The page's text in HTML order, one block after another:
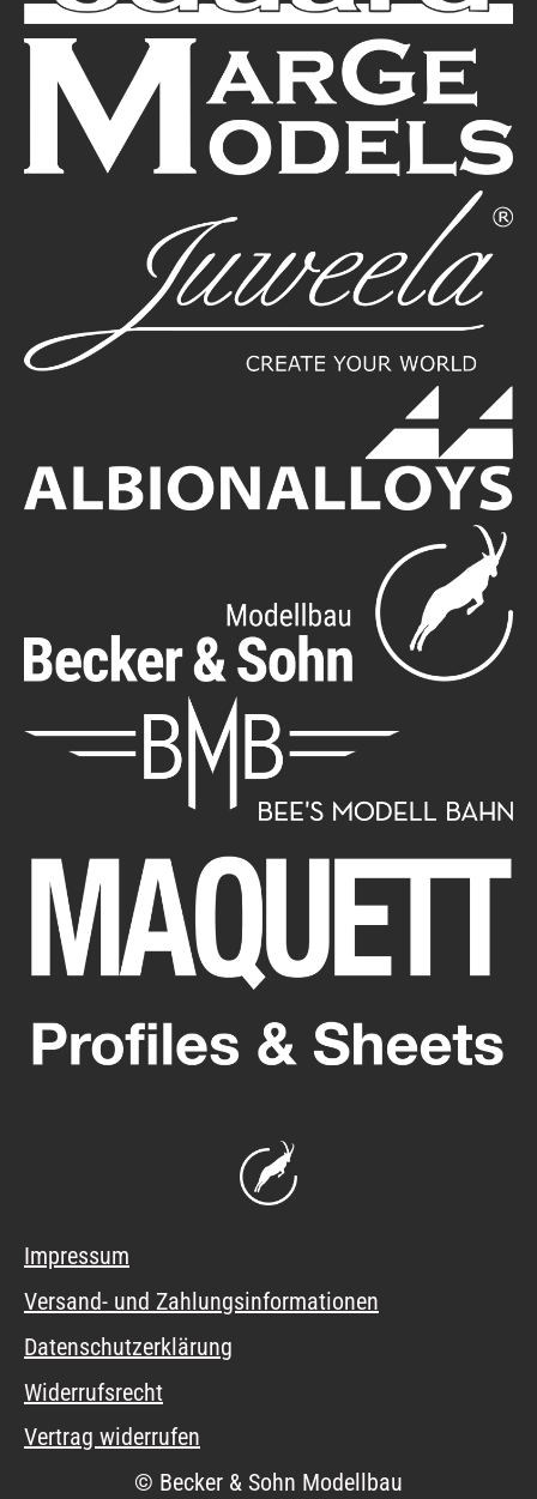
Impressum
Versand- und Zahlungsinformationen
Datenschutzerklärung
Widerrufsrecht
Vertrag widerrufen
© Becker & Sohn Modellbau